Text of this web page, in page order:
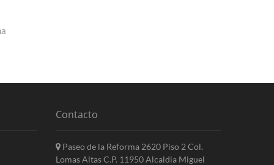
Contacto
Paseo de la Reforma 2620 Piso 2 Col.
Lomas Altas C.P. 11950 Alcaldia Miguel